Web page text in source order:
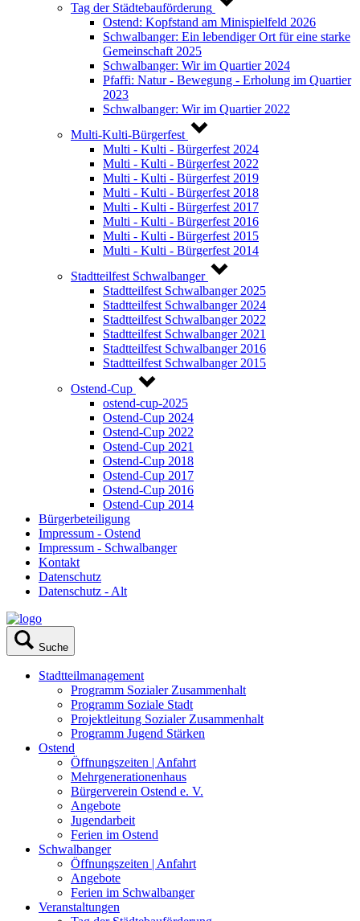
Tag der Städtebauförderung
Ostend: Kopfstand am Minispielfeld 2026
Schwalbanger: Ein lebendiger Ort für eine starke
Gemeinschaft 2025
Schwalbanger: Wir im Quartier 2024
Pfaffi: Natur - Bewegung - Erholung im Quartier
2023
Schwalbanger: Wir im Quartier 2022
Multi-Kulti-Bürgerfest
Multi - Kulti - Bürgerfest 2024
Multi - Kulti - Bürgerfest 2022
Multi - Kulti - Bürgerfest 2019
Multi - Kulti - Bürgerfest 2018
Multi - Kulti - Bürgerfest 2017
Multi - Kulti - Bürgerfest 2016
Multi - Kulti - Bürgerfest 2015
Multi - Kulti - Bürgerfest 2014
Stadtteilfest Schwalbanger
Stadtteilfest Schwalbanger 2025
Stadtteilfest Schwalbanger 2024
Stadtteilfest Schwalbanger 2022
Stadtteilfest Schwalbanger 2021
Stadtteilfest Schwalbanger 2016
Stadtteilfest Schwalbanger 2015
Ostend-Cup
ostend-cup-2025
Ostend-Cup 2024
Ostend-Cup 2022
Ostend-Cup 2021
Ostend-Cup 2018
Ostend-Cup 2017
Ostend-Cup 2016
Ostend-Cup 2014
Bürgerbeteiligung
Impressum - Ostend
Impressum - Schwalbanger
Kontakt
Datenschutz
Datenschutz - Alt
Suche
Stadtteilmanagement
Programm Sozialer Zusammenhalt
Programm Soziale Stadt
Projektleitung Sozialer Zusammenhalt
Programm Jugend Stärken
Ostend
Öffnungszeiten | Anfahrt
Mehrgenerationenhaus
Bürgerverein Ostend e. V.
Angebote
Jugendarbeit
Ferien im Ostend
Schwalbanger
Öffnungszeiten | Anfahrt
Angebote
Ferien im Schwalbanger
Veranstaltungen